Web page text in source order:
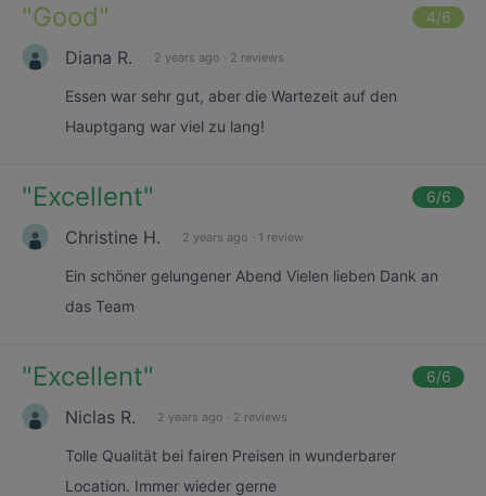
"Good" 4/6
Diana R. 2 years ago · 2 reviews
Essen war sehr gut, aber die Wartezeit auf den
Hauptgang war viel zu lang!
"Excellent" 6/6
Christine H. 2 years ago · 1 review
Ein schöner gelungener Abend Vielen lieben Dank an
das Team
"Excellent" 6/6
Niclas R. 2 years ago · 2 reviews
Tolle Qualität bei fairen Preisen in wunderbarer
Location. Immer wieder gerne